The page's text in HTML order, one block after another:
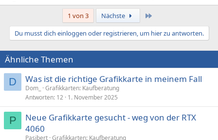
1 von 3 Nächste
Du musst dich einloggen oder registrieren, um hier zu antworten.
Ähnliche Themen
D Was ist die richtige Grafikkarte in meinem Fall
Dom_
Grafikkarten: Kaufberatung
Antworten 12 1. November 2025
P
Neue Grafikkarte gesucht - weg von der RTX
4060
Pasibert Grafikkarten: Kaufberatung